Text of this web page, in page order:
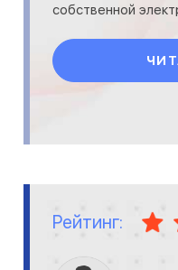
собственной
Рейтинг: